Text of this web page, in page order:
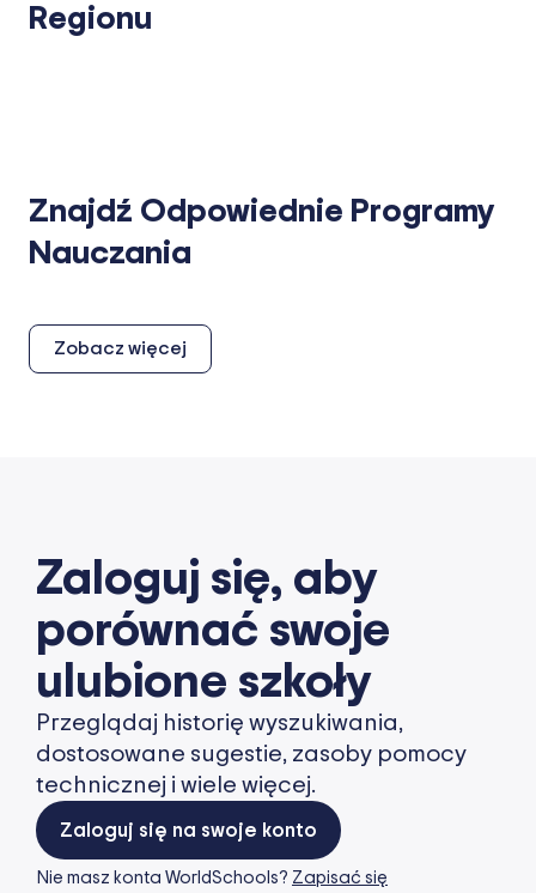
Regionu
Znajdź Odpowiednie Programy
Nauczania
Zobacz więcej
Zaloguj się, aby
porównać swoje
ulubione szkoły
Przeglądaj historię wyszukiwania,
dostosowane sugestie, zasoby pomocy
technicznej i wiele więcej.
Zaloguj się na swoje konto
Nie masz konta WorldSchools? Zapisać się